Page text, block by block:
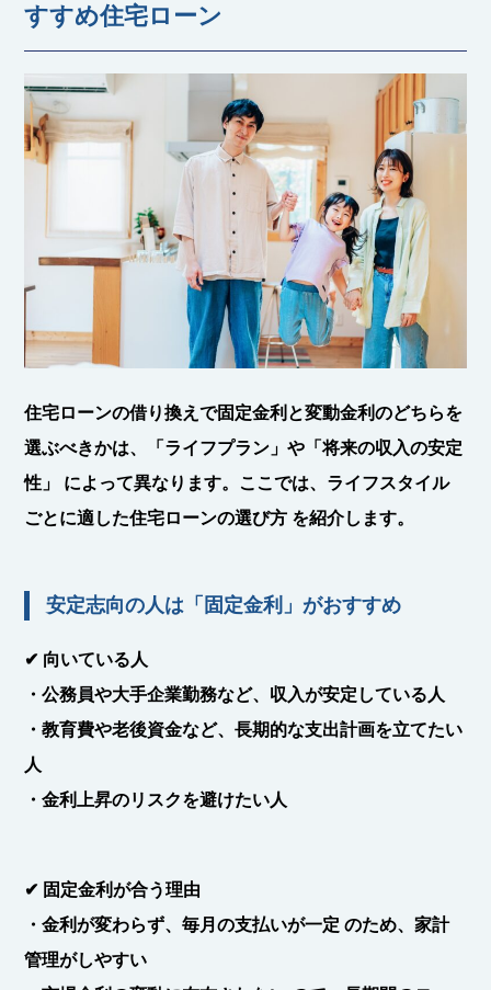
すすめ住宅ローン
住宅ローンの借り換えで固定金利と変動金利のどちらを
選ぶべきかは、
「ライフプラン」や「将来の収入の安定
性」
によって異なります。ここでは、 ライフスタイル
ごとに適した住宅ローンの選び方 を紹介します。
安定志向の人は「固定金利」がおすすめ
✔ 向いている人
・公務員や大手企業勤務など、 収入が安定している人
・教育費や老後資金など、長期的な支出計画を立てたい
人
・金利上昇のリスクを避けたい人
✔ 固定金利が合う理由
・金利が変わらず、毎月の支払いが一定 のため、家計
管理がしやすい